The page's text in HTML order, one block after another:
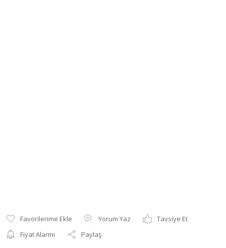
Yorum Yaz
Tavsiye Et
Fiyat Alarmı
Paylaş